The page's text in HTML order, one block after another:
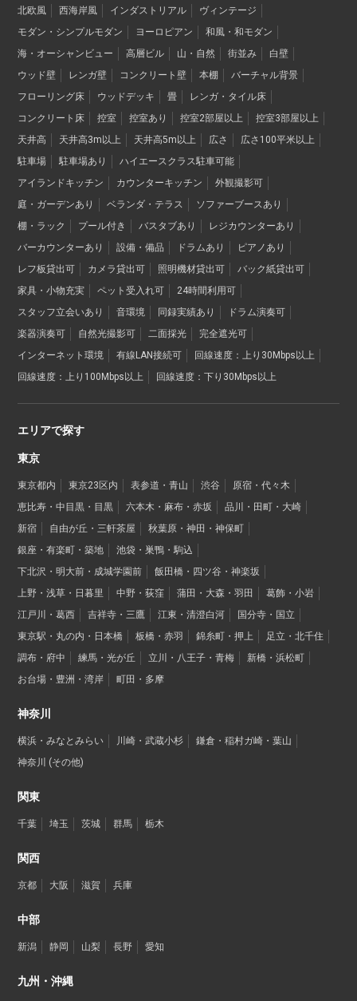
北欧風
西海岸風 インダストリアル
ヴィンテージ
モダン・シンプルモダン
ヨーロピアン
和風・和モダン
海・オーシャンビュー
高層ビル 山・自然 街並み
白壁
ウッド壁
レンガ壁 コンクリート壁 本棚
バーチャル背景
フローリング床
ウッドデッキ 畳
レンガ・タイル床
コンクリート床
控室 控室あり 控室2部屋以上
控室3部屋以上
天井高
天井高3m以上 天井高5m以上 広さ
広さ100平米以上
駐車場
駐車場あり
ハイエースクラス駐車可能
アイランドキッチン
カウンターキッチン
外観撮影可
庭・ガーデンあり
ベランダ・テラス
ソファーブースあり
棚・ラック
プール付き バスタブあり
レジカウンターあり
バーカウンターあり
設備・備品 ドラムあり
ピアノあり
レフ板貸出可
カメラ貸出可 照明機材貸出可
バック紙貸出可
家具・小物充実
ペット受入れ可
24時間利用可
スタッフ立会いあり
音環境 同録実績あり
ドラム演奏可
楽器演奏可
自然光撮影可 二面採光
完全遮光可
インターネット環境
有線LAN接続可
回線速度：上り30Mbps以上
回線速度：上り100Mbps以上
回線速度：下り30Mbps以上
エリアで探す
東京
東京都内 東京23区内 表参道・青山 渋谷
原宿・代々木
恵比寿・中目黒・目黒
六本木・麻布・赤坂
品川・田町・大崎
新宿
自由が丘・三軒茶屋
秋葉原・神田・神保町
銀座・有楽町・築地
池袋・巣鴨・駒込
下北沢・明大前・成城学園前
飯田橋・四ツ谷・神楽坂
上野・浅草・日暮里
中野・荻窪 蒲田・大森・羽田
葛飾・小岩
江戸川・葛西
吉祥寺・三鷹 江東・清澄白河
国分寺・国立
東京駅・丸の内・日本橋
板橋・赤羽 錦糸町・押上
足立・北千住
調布・府中
練馬・光が丘 立川・八王子・青梅
新橋・浜松町
お台場・豊洲・湾岸
町田・多摩
神奈川
横浜・みなとみらい 川崎・武蔵小杉
鎌倉・稲村ガ崎・葉山
神奈川 (その他)
関東
千葉 埼玉 茨城 群馬 栃木
関西
京都 大阪 滋賀 兵庫
中部
新潟 静岡 山梨 長野 愛知
九州・沖縄